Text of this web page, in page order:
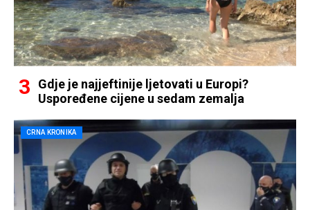
Gdje je najjeftinije ljetovati u Europi?
Uspoređene cijene u sedam zemalja
CRNA KRONIKA